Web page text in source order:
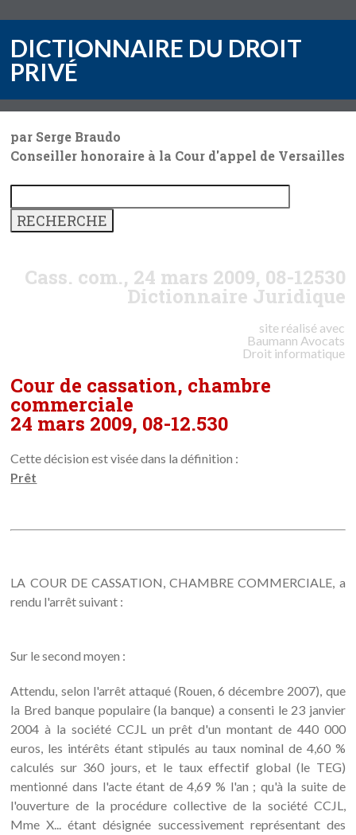
DICTIONNAIRE DU DROIT
PRIVÉ
par Serge Braudo
Conseiller honoraire à la Cour d'appel de Versailles
Cass. com., 24 mars 2009, 08-12530
Dictionnaire Juridique
site réalisé avec
Baumann Avocats
Droit informatique
Cour de cassation, chambre
commerciale
24 mars 2009, 08-12.530
Cette décision est visée dans la définition :
Prêt
LA COUR DE CASSATION, CHAMBRE COMMERCIALE, a
rendu l'arrêt suivant :
Sur le second moyen :
Attendu, selon l'arrêt attaqué (Rouen, 6 décembre 2007), que
la Bred banque populaire (la banque) a consenti le 23 janvier
2004 à la société CCJL un prêt d'un montant de 440 000
euros, les intérêts étant stipulés au taux nominal de 4,60 %
calculés sur 360 jours, et le taux effectif global (le TEG)
mentionné dans l'acte étant de 4,69 % l'an ; qu'à la suite de
l'ouverture de la procédure collective de la société CCJL,
Mme X... étant désignée successivement représentant des